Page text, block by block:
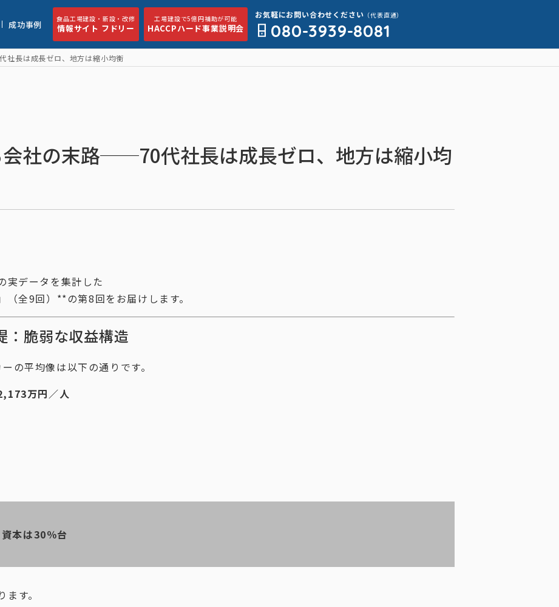
成功事例 食品工場建設・新設・改修
情報サイト フドリー
工場建設で5億円補助が可能
HACCPハード事業説明会
お気軽にお問い合わせください （代表直通）
080-3939-8081
長は成長ゼロ、地方は縮小均衡
社の末路──70代社長は成長ゼロ、地方は縮小均
実データを集計した
全9回）**の第8回をお届けします。
：脆弱な収益構造
の平均像は以下の通りです。
万円／人
本は30％台
す。